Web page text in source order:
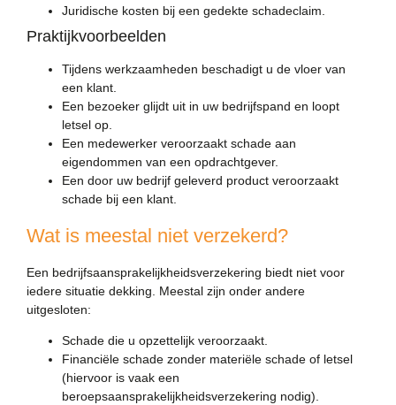
Juridische kosten bij een gedekte schadeclaim.
Praktijkvoorbeelden
Tijdens werkzaamheden beschadigt u de vloer van
een klant.
Een bezoeker glijdt uit in uw bedrijfspand en loopt
letsel op.
Een medewerker veroorzaakt schade aan
eigendommen van een opdrachtgever.
Een door uw bedrijf geleverd product veroorzaakt
schade bij een klant.
Wat is meestal niet verzekerd?
Een bedrijfsaansprakelijkheidsverzekering biedt niet voor
iedere situatie dekking. Meestal zijn onder andere
uitgesloten:
Schade die u opzettelijk veroorzaakt.
Financiële schade zonder materiële schade of letsel
(hiervoor is vaak een
beroepsaansprakelijkheidsverzekering nodig).